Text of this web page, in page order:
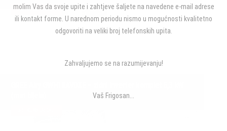
GREE KLIMA UREĐAJI
molim Vas da svoje upite i zahtjeve šaljete na navedene e-mail adrese
ili kontakt forme. U narednom periodu nismo u mogućnosti kvalitetno
odgovoriti na veliki broj telefonskih upita.
Zahvaljujemo se na razumijevanju!
Vaš Frigosan...